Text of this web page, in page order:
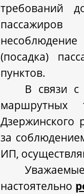
требований
(посадка)
пунктов.
В связи с
маршрутных
Дзержинского
за
ИП,
настоятельно